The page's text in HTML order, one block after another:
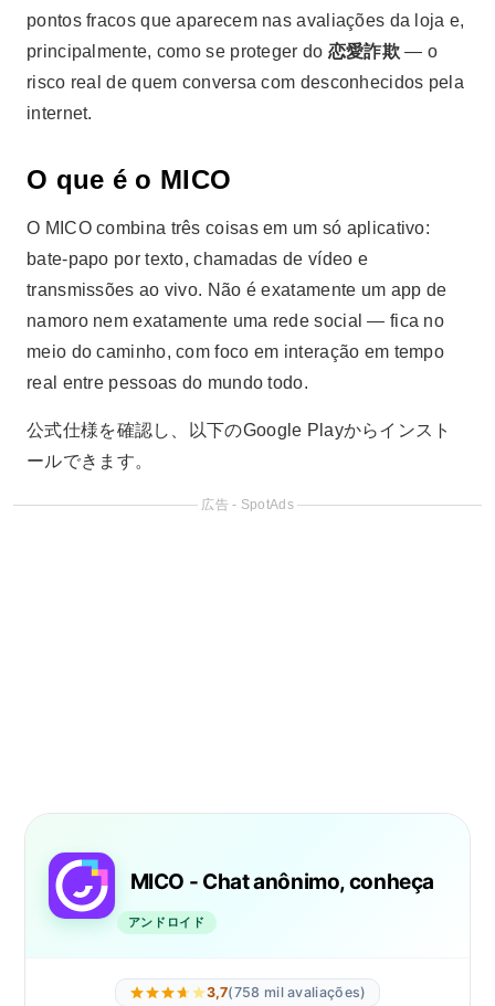
pontos fracos que aparecem nas avaliações da loja e,
principalmente, como se proteger do 恋愛詐欺 — o
risco real de quem conversa com desconhecidos pela
internet.
O que é o MICO
O MICO combina três coisas em um só aplicativo:
bate-papo por texto, chamadas de vídeo e
transmissões ao vivo. Não é exatamente um app de
namoro nem exatamente uma rede social — fica no
meio do caminho, com foco em interação em tempo
real entre pessoas do mundo todo.
公式仕様を確認し、以下のGoogle Playからインスト
ールできます。
広告 - SpotAds
MICO - Chat anônimo, conheça
アンドロイド
3,7(758 mil avaliações)